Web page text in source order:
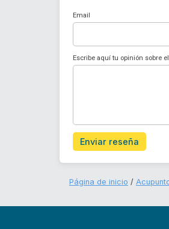
Email
Escribe aquí tu opinión sobre
Enviar reseña
Página de inicio